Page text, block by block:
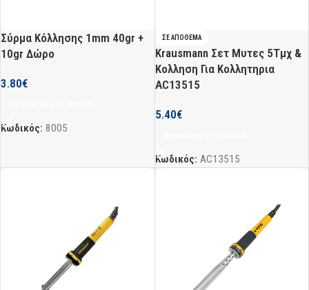
Σύρμα Κόλλησης 1mm 40gr +
10gr Δώρο
3.80€
Κωδικός: 8005
ΣΕ ΑΠΌΘΕΜΑ
Krausmann Σετ Μυτες 5Τμχ &
Κολληση Για Κολλητηρια
AC13515
5.40€
Κωδικός: AC13515